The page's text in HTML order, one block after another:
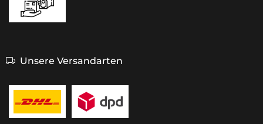
Unsere Versandarten